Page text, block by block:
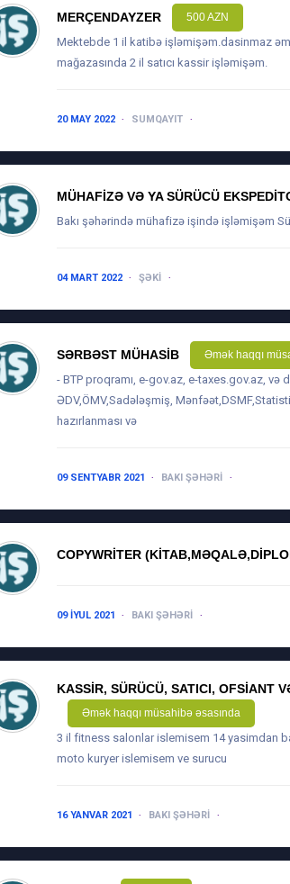
MERÇENDAYZER 500 AZN
Mektebde 1 il katibə işləmişəm.dasinmaz
mağazasında 2 il satıcı kassir işləmişəm.
20 MAY 2022 SUMQAYIT
MÜHAFIZƏ VƏ YA SÜRÜCÜ
Bakı şəhərində mühafizə işində işləmişəm
04 MART 2022 ŞƏKI
SƏRBƏST MÜHASIB Əmək haqqı
- BTP proqramı, e-gov.az, e-taxes.gov.az,
ƏDV,ÖMV,Sadələşmiş,
hazırlanması və
09 SENTYABR 2021 BAKI ŞƏHƏRI
COPYWRITER
09 IYUL 2021 BAKI ŞƏHƏRI
KASSIR, SÜRÜCÜ, SATICI, OFSIANT
Əmək haqqı müsahibə əsasında
3 il fitness salonlar islemisem 14 yasimdan
moto kuryer islemisem ve surucu
16 YANVAR 2021 BAKI ŞƏHƏRI